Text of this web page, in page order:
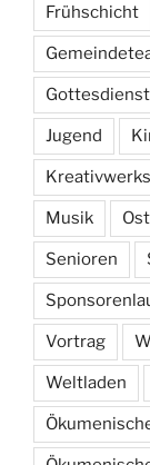
Frühschicht
Jugend
Musik
Senioren
Vortrag
Weltladen